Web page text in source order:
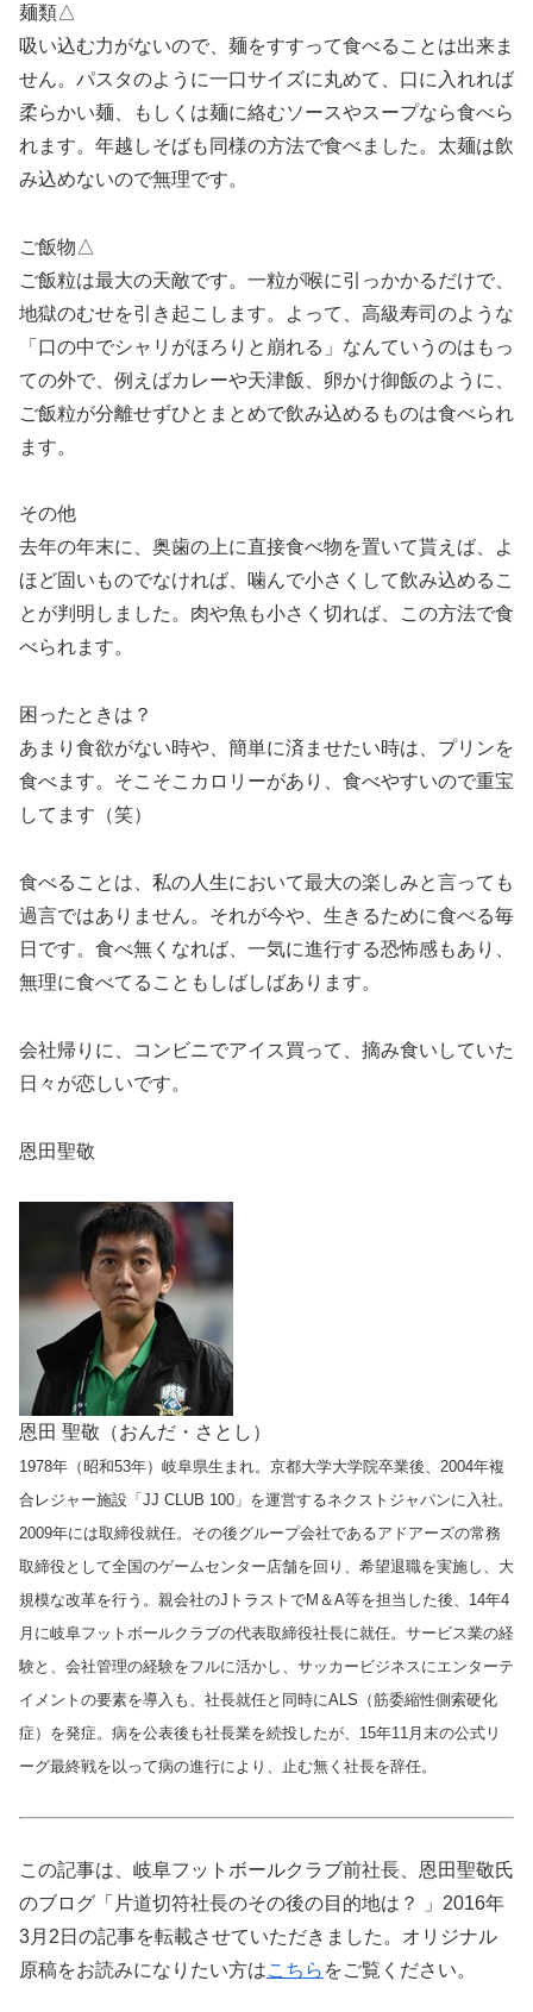
麺類△
吸い込む力がないので、麺をすすって食べることは出来ま
せん。パスタのように一口サイズに丸めて、口に入れれば
柔らかい麺、もしくは麺に絡むソースやスープなら食べら
れます。年越しそばも同様の方法で食べました。太麺は飲
み込めないので無理です。
ご飯物△
ご飯粒は最大の天敵です。一粒が喉に引っかかるだけで、
地獄のむせを引き起こします。よって、高級寿司のような
「口の中でシャリがほろりと崩れる」なんていうのはもっ
ての外で、例えばカレーや天津飯、卵かけ御飯のように、
ご飯粒が分離せずひとまとめで飲み込めるものは食べられ
ます。
その他
去年の年末に、奥歯の上に直接食べ物を置いて貰えば、よ
ほど固いものでなければ、噛んで小さくして飲み込めるこ
とが判明しました。肉や魚も小さく切れば、この方法で食
べられます。
困ったときは？
あまり食欲がない時や、簡単に済ませたい時は、プリンを
食べます。そこそこカロリーがあり、食べやすいので重宝
してます（笑）
食べることは、私の人生において最大の楽しみと言っても
過言ではありません。それが今や、生きるために食べる毎
日です。食べ無くなれば、一気に進行する恐怖感もあり、
無理に食べてることもしばしばあります。
会社帰りに、コンビニでアイス買って、摘み食いしていた
日々が恋しいです。
恩田聖敬
恩田 聖敬（おんだ・さとし）
1978年（昭和53年）岐阜県生まれ。京都大学大学院卒業後、2004年複
合レジャー施設「JJ CLUB 100」を運営するネクストジャパンに入社。
2009年には取締役就任。その後グループ会社であるアドアーズの常務
取締役として全国のゲームセンター店舗を回り、希望退職を実施し、大
規模な改革を行う。親会社のJトラストでM＆A等を担当した後、14年4
月に岐阜フットボールクラブの代表取締役社長に就任。サービス業の経
験と、会社管理の経験をフルに活かし、サッカービジネスにエンターテ
イメントの要素を導入も、社長就任と同時にALS（筋委縮性側索硬化
症）を発症。病を公表後も社長業を続投したが、15年11月末の公式リ
ーグ最終戦を以って病の進行により、止む無く社長を辞任。
この記事は、岐阜フットボールクラブ前社長、恩田聖敬氏
のブログ「片道切符社長のその後の目的地は？ 」2016年
3月2日の記事を転載させていただきました。オリジナル
原稿をお読みになりたい方はこちら をご覧ください。